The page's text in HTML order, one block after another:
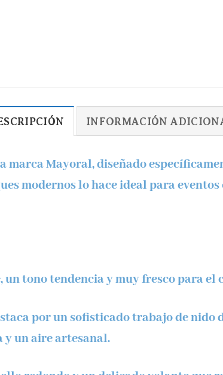
INFORMACIÓN
marcaMayoral, diseñado
modernos lo hace ideal para
un tono tendencia y muy fresco para el
por un sofisticado trabajo denido
un aire artesanal.